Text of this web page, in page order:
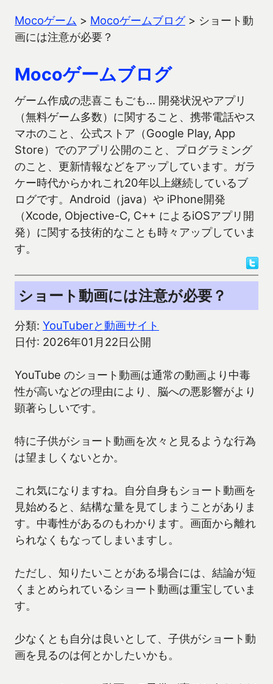
Mocoゲーム > Mocoゲームブログ> ショート動
画には注意が必要？
Mocoゲームブログ
ゲーム作成の悲喜こもごも… 開発状況やアプリ
（無料ゲーム多数）に関すること、携帯電話やス
マホのこと、公式ストア（Google Play, App
Store）でのアプリ公開のこと、プログラミング
のこと、更新情報などをアップしています。ガラ
ケー時代からかれこれ20年以上継続しているブ
ログです。Android（java）や iPhone開発
（Xcode, Objective-C, C++ によるiOSアプリ開
発）に関する技術的なことも時々アップしていま
す。
ショート動画には注意が必要？
分類: YouTuberと動画サイト
日付: 2026年01月22日公開
YouTube のショート動画は通常の動画より中毒
性が高いなどの理由により、脳への悪影響がより
顕著らしいです。
特に子供がショート動画を次々と見るような行為
は望ましくないとか。
これ気になりますね。自分自身もショート動画を
見始めると、結構な量を見てしまうことがありま
す。中毒性があるのもわかります。画面から離れ
られなくもなってしまいますし。
ただし、知りたいことがある場合には、結論が短
くまとめられているショート動画は重宝していま
す。
少なくとも自分は良いとして、子供がショート動
画を見るのは何とかしたいかも。